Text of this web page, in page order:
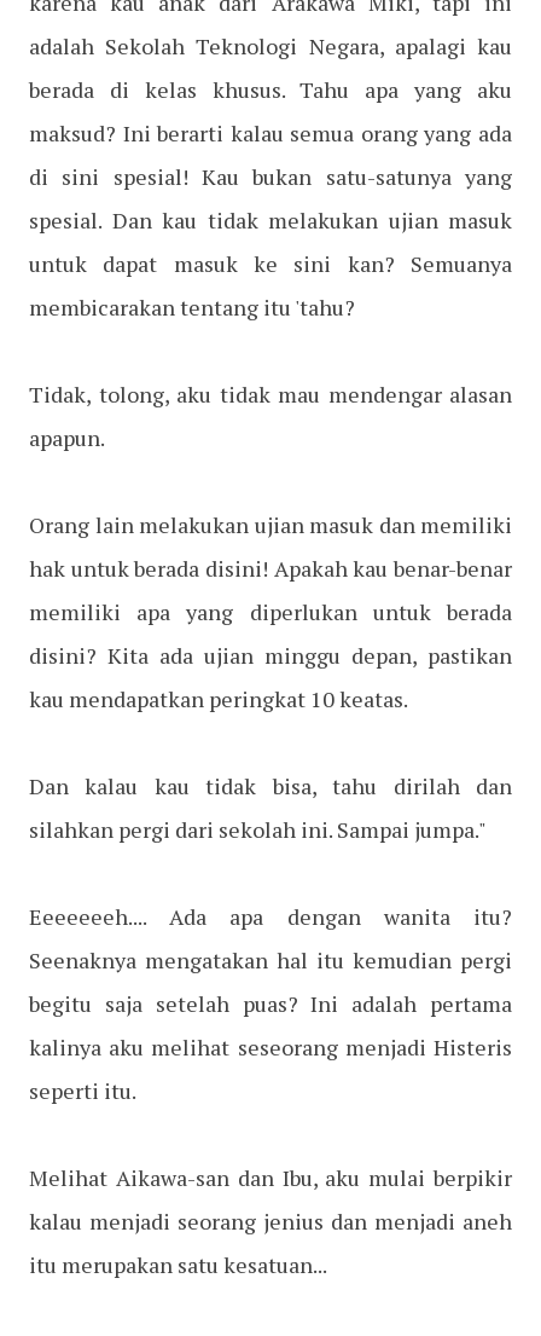
adalah Sekolah Teknologi Negara, apalagi kau
berada di kelas khusus. Tahu apa yang aku
maksud? Ini berarti kalau semua orang yang ada
di sini spesial! Kau bukan satu-satunya yang
spesial. Dan kau tidak melakukan ujian masuk
untuk dapat masuk ke sini kan? Semuanya
membicarakan tentang itu 'tahu?
Tidak, tolong, aku tidak mau mendengar alasan
apapun.
Orang lain melakukan ujian masuk dan memiliki
hak untuk berada disini! Apakah kau benar-benar
memiliki apa yang diperlukan untuk berada
disini? Kita ada ujian minggu depan, pastikan
kau mendapatkan peringkat 10 keatas.
Dan kalau kau tidak bisa, tahu dirilah dan
silahkan pergi dari sekolah ini. Sampai jumpa."
Eeeeeeeh.... Ada apa dengan wanita itu?
Seenaknya mengatakan hal itu kemudian pergi
begitu saja setelah puas? Ini adalah pertama
kalinya aku melihat seseorang menjadi Histeris
seperti itu.
Melihat Aikawa-san dan Ibu, aku mulai berpikir
kalau menjadi seorang jenius dan menjadi aneh
itu merupakan satu kesatuan...